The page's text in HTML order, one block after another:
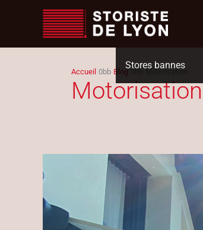
Stores bannes
Accueil Blog
Motorisation